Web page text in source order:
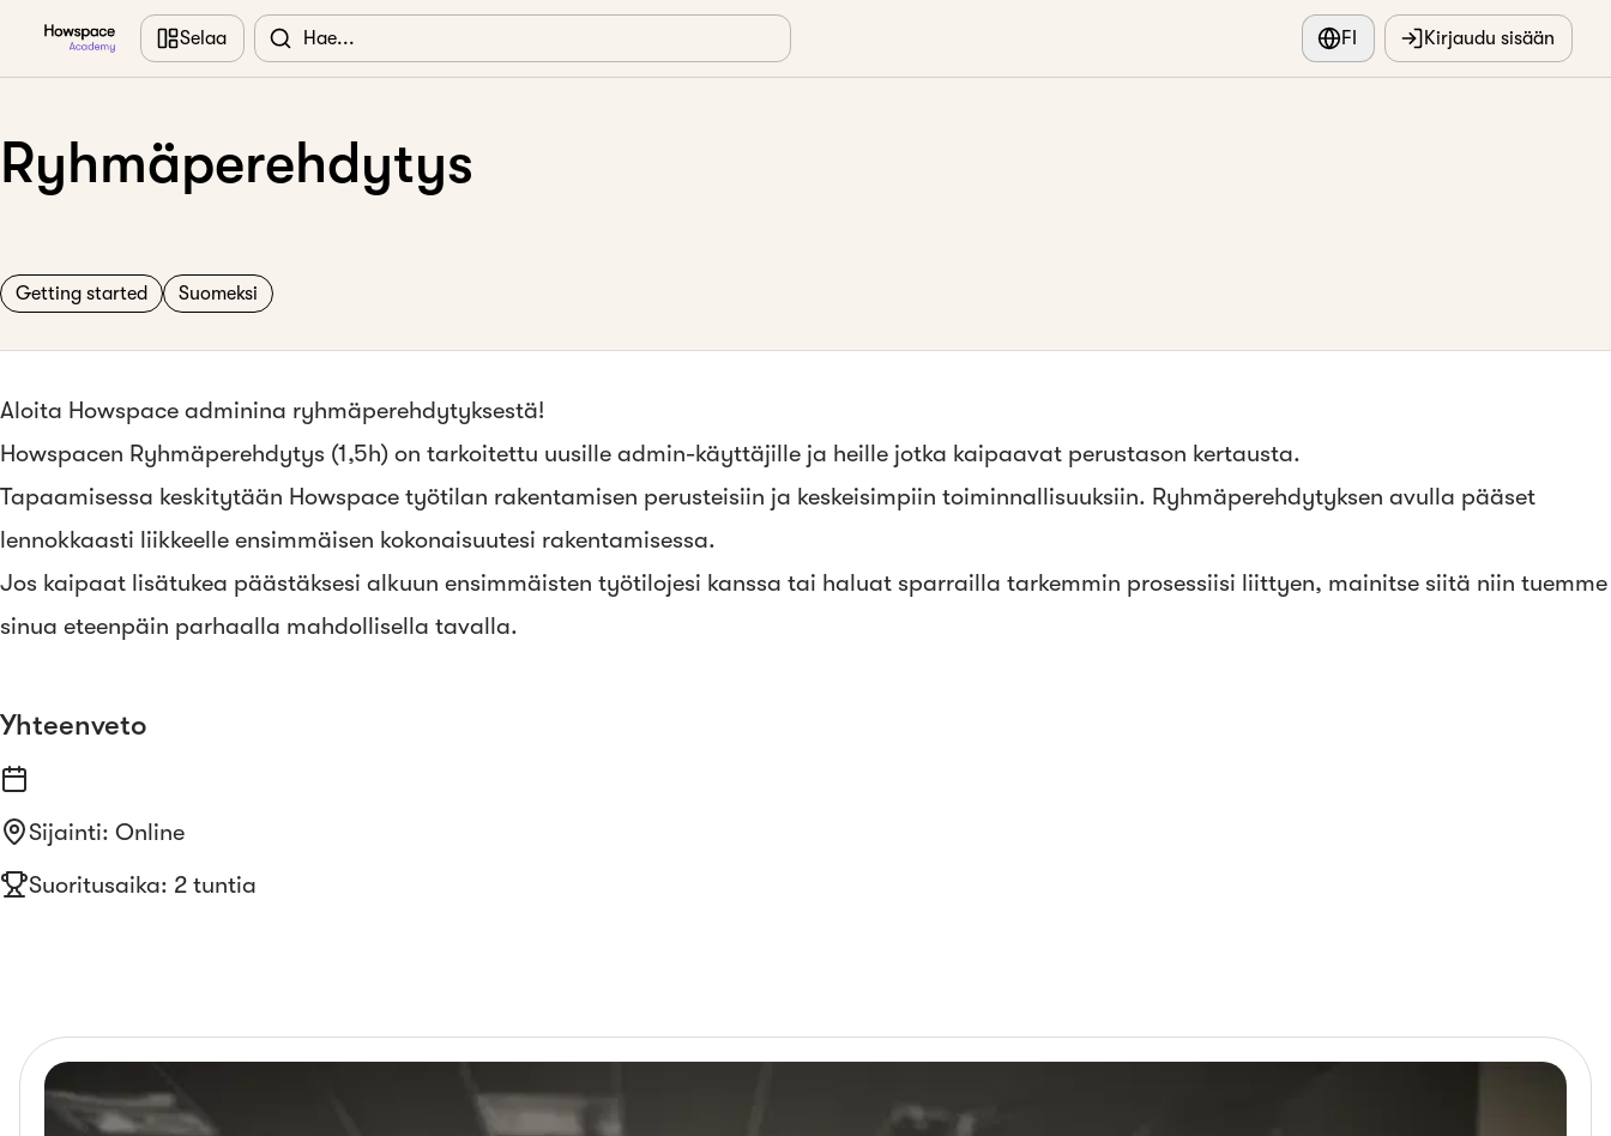
Siirry pääsisältöön
Selaa
FI Kirjaudu sisään
Ryhmäperehdytys
Getting started Suomeksi
Aloita Howspace adminina ryhmäperehdytyksestä!
Howspacen Ryhmäperehdytys (1,5h) on tarkoitettu uusille admin-käyttäjille ja heille jotka kaipaavat perustason kertausta.
Tapaamisessa keskitytään Howspace työtilan rakentamisen perusteisiin ja keskeisimpiin toiminnallisuuksiin. Ryhmäperehdytyksen avulla pääset
lennokkaasti liikkeelle ensimmäisen kokonaisuutesi rakentamisessa.
Jos kaipaat lisätukea päästäksesi alkuun ensimmäisten työtilojesi kanssa tai haluat sparrailla tarkemmin prosessiisi liittyen, mainitse siitä niin tuemme
sinua eteenpäin parhaalla mahdollisella tavalla.
Yhteenveto
Sijainti: Online
Suoritusaika: 2 tuntia